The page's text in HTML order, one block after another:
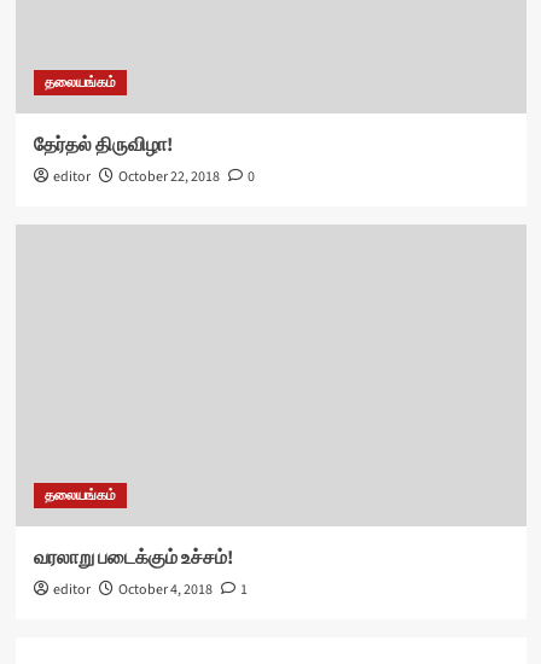
தலையங்கம்
தேர்தல் திருவிழா!
editor October 22, 2018 0
தலையங்கம்
வரலாறு படைக்கும் உச்சம்!
editor October 4, 2018 1